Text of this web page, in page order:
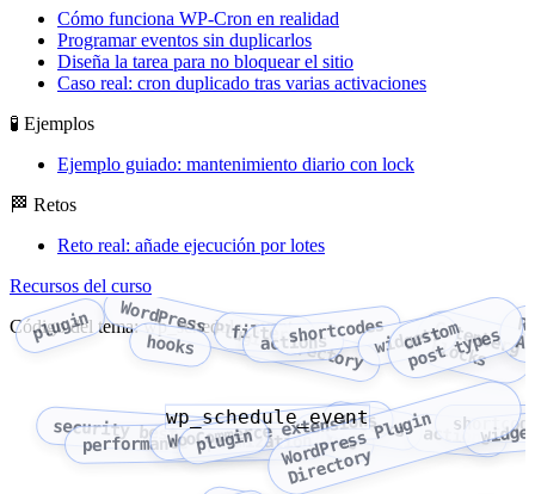
Cómo funciona WP-Cron en realidad
Programar eventos sin duplicarlos
Diseña la tarea para no bloquear el sitio
Caso real: cron duplicado tras varias activaciones
🧪 Ejemplos
Ejemplo guiado: mantenimiento diario con lock
🏁 Retos
Reto real: añade ejecución por lotes
Recursos del curso
Código del tema: wp_schedule_event
plugin WordPress Plugin Directory
hooks filters
actions
shortcodeswidgets
c
u
s
t
o
m
p
o
s
t
t
y
p
e
s
Gutenberg blocks
security best practices
performance optimization
WooCommerce extensions
plugin W
o
r
d
P
r
e
s
s
P
l
u
g
i
n
D
i
r
e
c
t
o
r
y
hooksfilters actions
wp_schedule_event